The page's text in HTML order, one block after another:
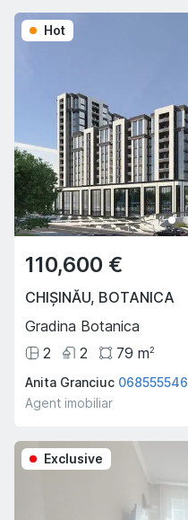
Hot
110,600 €
CHIȘINĂU, BOTANICA
Gradina Botanica
2
2 79 m2
Anita Granciuc 068555546
Agent imobiliar
Exclusive